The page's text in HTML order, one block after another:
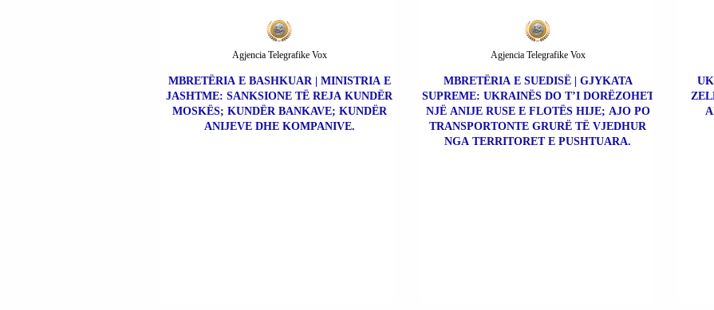
MBRETËRIA E BASHKUAR | MINISTRIA E
JASHTME: SANKSIONE TË REJA KUNDËR
MOSKËS; KUNDËR BANKAVE; KUNDËR
ANIJEVE DHE KOMPANIVE.
Agjencia Telegrafike Vox
MBRETËRIA E SUEDISË | GJYKATA
SUPREME: UKRAINËS DO T’I DORËZOHET
NJË ANIJE RUSE E FLOTËS HIJE; AJO PO
TRANSPORTONTE GRURË TË VJEDHUR
NGA TERRITORET E PUSHTUARA.
Agjencia Telegrafike Vox